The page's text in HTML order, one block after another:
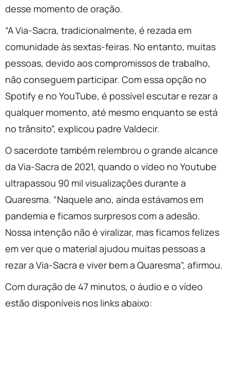
desse momento de oração.
“A Via-Sacra, tradicionalmente, é rezada em
comunidade às sextas-feiras. No entanto, muitas
pessoas, devido aos compromissos de trabalho,
não conseguem participar. Com essa opção no
Spotify e no YouTube, é possível escutar e rezar a
qualquer momento, até mesmo enquanto se está
no trânsito”, explicou padre Valdecir.
O sacerdote também relembrou o grande alcance
da Via-Sacra de 2021, quando o vídeo no Youtube
ultrapassou 90 mil visualizações durante a
Quaresma. “Naquele ano, ainda estávamos em
pandemia e ficamos surpresos com a adesão.
Nossa intenção não é viralizar, mas ficamos felizes
em ver que o material ajudou muitas pessoas a
rezar a Via-Sacra e viver bem a Quaresma”, afirmou.
Com duração de 47 minutos, o áudio e o vídeo
estão disponíveis nos links abaixo: